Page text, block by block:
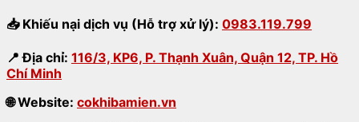
📥Khiếu nại dịch vụ (Hỗ trợ xử lý): 0983.119.799
📍 Địa chỉ: 116/3, KP6, P. Thạnh Xuân, Quận 12, TP. Hồ
Chí Minh
🌐Website: cokhibamien.vn